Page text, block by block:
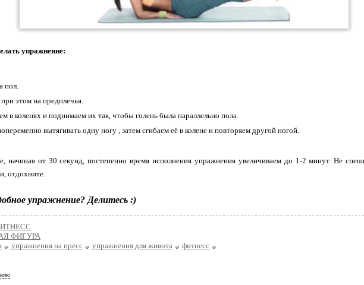
упражнение:
пол.
этом на предплечья.
в коленях и поднимаем их так, чтобы голень была параллельно пола.
вытягивать одну ногу , затем сгибаем её в колене и повторяем другой ногой.
начиная от 30 секунд, постепенно время исполнения упражнения увеличиваем до 1-2 минут. Не
отдохните.
упражнение? Делитесь :)
ФИГУРА
упражнения на пресс упражнения для живота фитнесс